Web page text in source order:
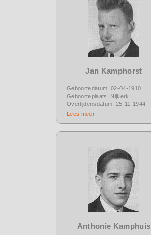
Jan Kamphorst
Geboortedatum: 02-04-1910
Geboorteplaats: Nijkerk
Overlijdensdatum: 25-11-1944
Lees meer
Anthonie Kamphuis